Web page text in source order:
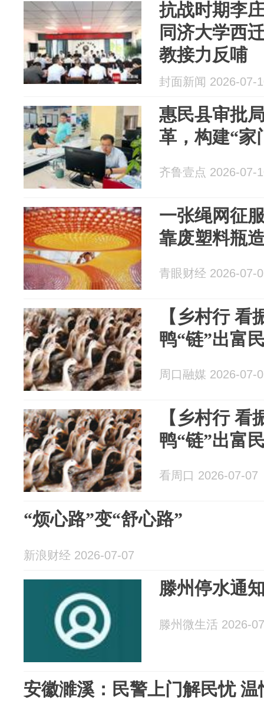
抗战时期李
同济大学西
教接力反哺
封面新闻 2026-07-
惠民县审批
革，构建“家
齐鲁壹点 2026-07-
一张绳网征
靠废塑料瓶
青眼财经 2026-07-
【乡村行
鸭“链”出富
周口融媒 2026-07-
【乡村行
鸭“链”出富
看周口 2026-07-07
“烦心路”变“舒心路”
新浪财经 2026-07-07
滕州停水通
滕州微生活 2026-
安徽濉溪：民警上门解民忧